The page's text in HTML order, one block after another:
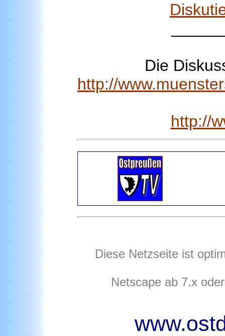
Die
http://
http://
Diese Netzseite ist
Netscape ab 7.x